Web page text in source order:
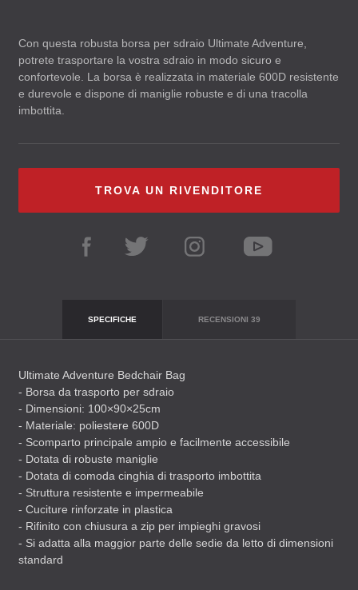
Con questa robusta borsa per sdraio Ultimate Adventure,
potrete trasportare la vostra sdraio in modo sicuro e
confortevole. La borsa è realizzata in materiale 600D resistente
e durevole e dispone di maniglie robuste e di una tracolla
imbottita.
TROVA UN RIVENDITORE
SPECIFICHE RECENSIONI 39
Ultimate Adventure Bedchair Bag
- Borsa da trasporto per sdraio
- Dimensioni: 100×90×25cm
- Materiale: poliestere 600D
- Scomparto principale ampio e facilmente accessibile
- Dotata di robuste maniglie
- Dotata di comoda cinghia di trasporto imbottita
- Struttura resistente e impermeabile
- Cuciture rinforzate in plastica
- Rifinito con chiusura a zip per impieghi gravosi
- Si adatta alla maggior parte delle sedie da letto di dimensioni
standard